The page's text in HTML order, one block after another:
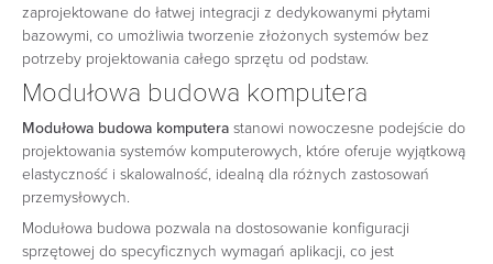
zaprojektowane do łatwej integracji z dedykowanymi płytami
bazowymi, co umożliwia tworzenie złożonych systemów bez
potrzeby projektowania całego sprzętu od podstaw.
Modułowa budowa komputera
Modułowa budowa komputera stanowi nowoczesne podejście do
projektowania systemów komputerowych, które oferuje wyjątkową
elastyczność i skalowalność, idealną dla różnych zastosowań
przemysłowych.
Modułowa budowa pozwala na dostosowanie konfiguracji
sprzętowej do specyficznych wymagań aplikacji, co jest